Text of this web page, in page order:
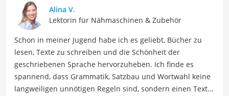
beschäftige ich mich gerne mit verschiedenen Hobbys
und Freizeitaktivitäten. Dieses Interesse spiegelt sich in
meinen Beiträgen wider, die sich mit Freizeitideen,
Reiseempfehlungen, Hobbytipps und Anregungen für die
Freizeitgestaltung befassen.
Der Applikationsschere-Vergleich ist aus unserer Sicht
besonders empfehlenswert fürChirurgenund
Pflegekräfte.
Alina V.
Lektorin für Nähmaschinen & Zubehör
Schon in meiner Jugend habe ich es geliebt, Bücher zu
lesen, Texte zu schreiben und die Schönheit der
geschriebenen Sprache hervorzuheben. Ich finde es
spannend, dass Grammatik, Satzbau und Wortwahl keine
langweiligen unnötigen Regeln sind, sondern einen Text